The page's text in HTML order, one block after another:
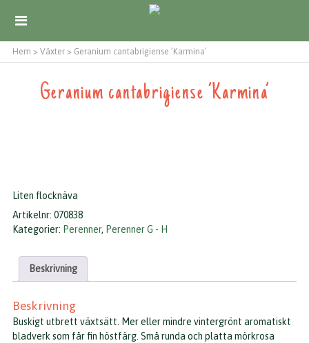
Hem > Växter > Geranium cantabrigiense ’Karmina’
Geranium cantabrigiense ’Karmina’
Liten flocknäva
Artikelnr: 070838
Kategorier: Perenner, Perenner G - H
Beskrivning
Beskrivning
Buskigt utbrett växtsätt. Mer eller mindre vintergrönt aromatiskt
bladverk som får fin höstfärg. Små runda och platta mörkrosa